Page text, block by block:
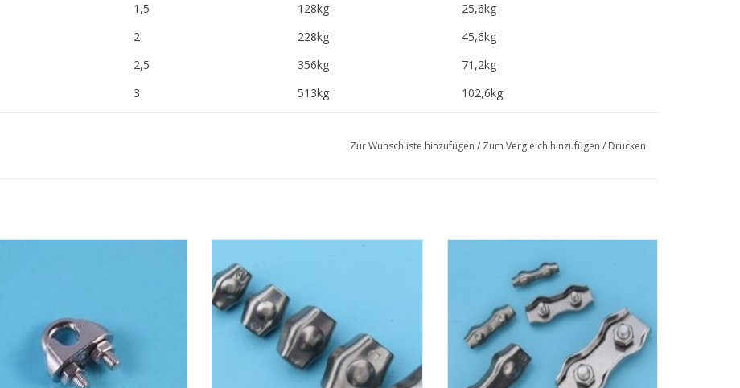
1,5
128kg
25,6kg
2
228kg
45,6kg
2,5
356kg
71,2kg
3
513kg
102,6kg
286kg
Zur Wunschliste hinzufügen / Zum Vergleich hinzufügen / Drucken
316, Edelstahl simplex Drahtseilklemme
ZUM WARENKORB HINZUFÜGEN
316, Edelstahl duplex Drahtseilklemme
ZUM WARENKORB HINZUFÜGEN